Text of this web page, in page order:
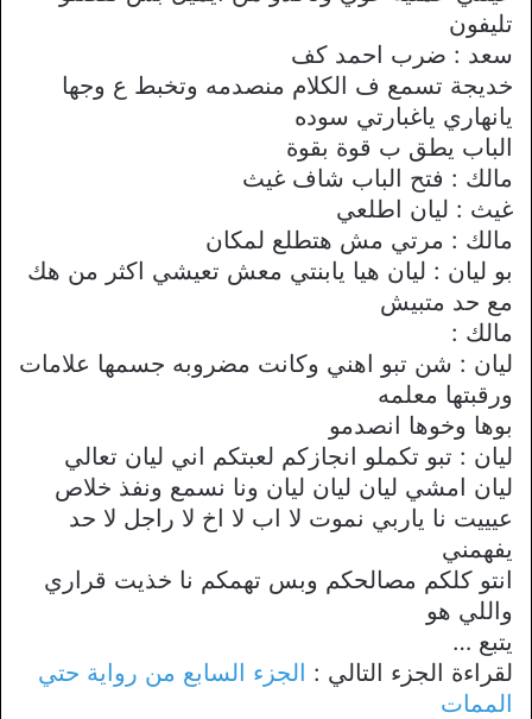
تليفون
سعد : ضرب احمد كف
خديجة تسمع ف الكلام منصدمه وتخبط ع وجها
يانهاري ياغبارتي سوده
الباب يطق ب قوة بقوة
مالك : فتح الباب شاف غيث
غيث : ليان اطلعي
مالك : مرتي مش هتطلع لمكان
بو ليان : ليان هيا يابنتي معش تعيشي اكثر من هك
مع حد متبيش
مالك :
ليان : شن تبو اهني وكانت مضروبه جسمها علامات
ورقبتها معلمه
بوها وخوها انصدمو
ليان : تبو تكملو انجازكم لعبتكم اني ليان تعالي
ليان امشي ليان ليان ليان ونا نسمع ونفذ خلاص
عيييت نا ياربي نموت لا اب لا اخ لا راجل لا حد
يفهمني
انتو كلكم مصالحكم وبس تهمكم نا خذيت قراري
واللي هو
يتبع …
لقراءة الجزء التالي : الجزء السابع من رواية حتي
الممات